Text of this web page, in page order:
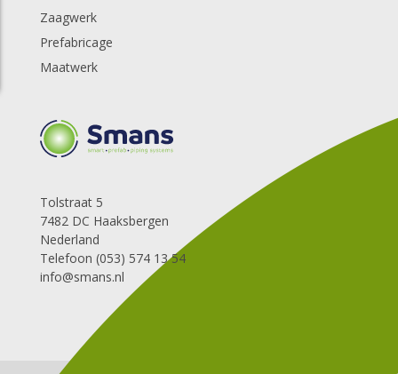
Zaagwerk
Prefabricage
Maatwerk
Tolstraat 5
7482 DC Haaksbergen
Nederland
Telefoon (053) 574 13 54
info@smans.nl